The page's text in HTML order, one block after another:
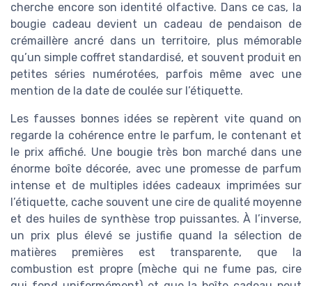
cherche encore son identité olfactive. Dans ce cas, la
bougie cadeau devient un cadeau de pendaison de
crémaillère ancré dans un territoire, plus mémorable
qu’un simple coffret standardisé, et souvent produit en
petites séries numérotées, parfois même avec une
mention de la date de coulée sur l’étiquette.
Les fausses bonnes idées se repèrent vite quand on
regarde la cohérence entre le parfum, le contenant et
le prix affiché. Une bougie très bon marché dans une
énorme boîte décorée, avec une promesse de parfum
intense et de multiples idées cadeaux imprimées sur
l’étiquette, cache souvent une cire de qualité moyenne
et des huiles de synthèse trop puissantes. À l’inverse,
un prix plus élevé se justifie quand la sélection de
matières premières est transparente, que la
combustion est propre (mèche qui ne fume pas, cire